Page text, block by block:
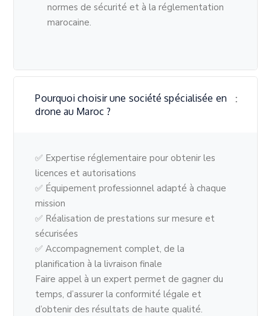
normes de sécurité et à la réglementation
marocaine.
Pourquoi choisir une société spécialisée en
drone au Maroc ?
✅ Expertise réglementaire pour obtenir les
licences et autorisations
✅ Équipement professionnel adapté à chaque
mission
✅ Réalisation de prestations sur mesure et
sécurisées
✅ Accompagnement complet, de la
planification à la livraison finale
Faire appel à un expert permet de gagner du
temps, d’assurer la conformité légale et
d’obtenir des résultats de haute qualité.